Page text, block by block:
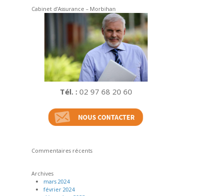
Cabinet d’Assurance – Morbihan
Tél. : 02 97 68 20 60
Commentaires récents
Archives
mars 2024
février 2024